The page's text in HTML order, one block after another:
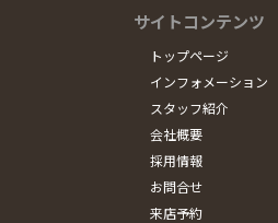
サイトコンテンツ
トップページ
インフォメーション
スタッフ紹介
会社概要
採用情報
お問合せ
来店予約